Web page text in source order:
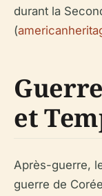
durant la
(
et
Après-guerre,
guerre de